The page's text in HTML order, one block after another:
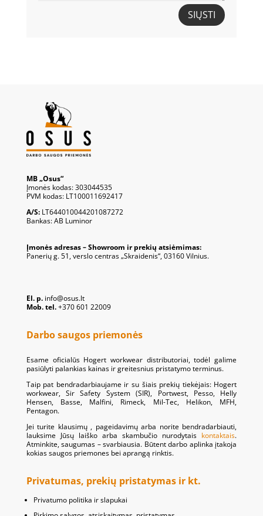
SIŲSTI
MB „Osus“
Įmonės kodas: 303044535
PVM kodas: LT100011692417
A/S:LT644010044201087272
Bankas: AB Luminor
Įmonės adresas – Showroom ir prekių atsiėmimas:
Panerių g. 51, verslo centras „Skraidenis“, 03160 Vilnius.
El. p.info@osus.lt
Mob. tel.+370 601 22009
Darbo saugos priemonės
Esame oficialūs Hogert workwear distributoriai, todėl galime
pasiūlyti palankias kainas ir greitesnius pristatymo terminus.
Taip pat bendradarbiaujame ir su šiais prekių tiekėjais: Hogert
workwear, Sir Safety System (SIR), Portwest, Pesso, Helly
Hensen, Basse, Malfini, Rimeck, Mil-Tec, Helikon, MFH,
Pentagon.
Jei turite klausimų , pageidavimų arba norite bendradarbiauti,
lauksime Jūsų laiško arba skambučio nurodytais kontaktais.
Atminkite, saugumas – svarbiausia. Būtent darbo aplinka įtakoja
kokias saugos priemones bei aprangą rinktis.
Privatumas, prekių pristatymas ir kt.
Privatumo politika ir slapukai